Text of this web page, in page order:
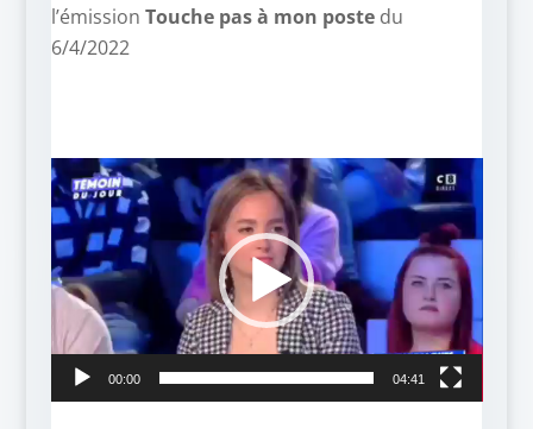
l’émission Touche pas à mon postedu
6/4/2022
Lecteur
vidéo
00:00 04:41